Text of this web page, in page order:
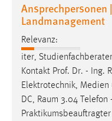
Landmanagement
Relevanz:
iter,
Kontakt Prof. Dr. - Ing.
Elektrotechnik,
DC, Raum 3.04
Name:
Zweck:
Dieser Cookie ist
einloggen zu
Cookie Laufzeit:
24 Stunden